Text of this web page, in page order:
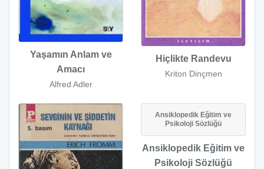
Yaşamın Anlam ve
Amacı
Alfred Adler
Hiçlikte Randevu
Kriton Dinçmen
Ansiklopedik Eğitim ve
Psikoloji Sözlüğü
Ansiklopedik Eğitim ve
Psikoloji Sözlüğü